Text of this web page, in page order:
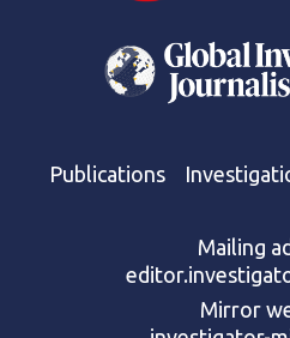
Publications
Mailing
Mirror